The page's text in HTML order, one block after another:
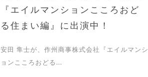
『エイルマンションこころおど
る住まい編』に出演中！
安田 隼士が、作州商事株式会社『エイルマンシ
ョンこころおどる...